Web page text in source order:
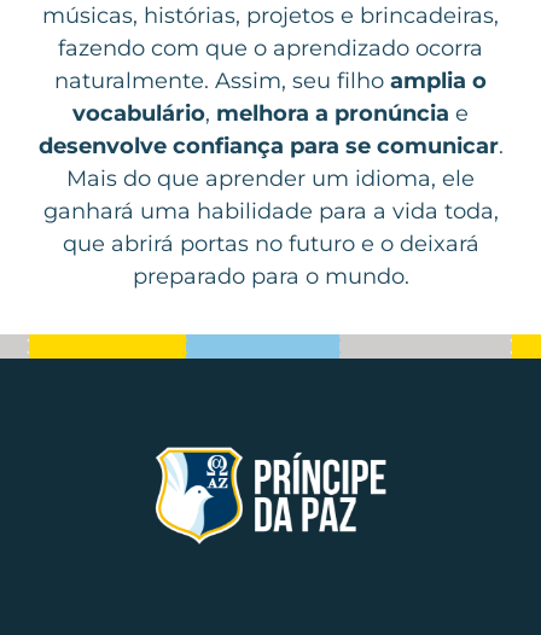
músicas, histórias, projetos e brincadeiras,
fazendo com que o aprendizado ocorra
naturalmente. Assim, seu filho amplia o
vocabulário, melhora a pronúncia e
desenvolve confiança para se comunicar.
Mais do que aprender um idioma, ele
ganhará uma habilidade para a vida toda,
que abrirá portas no futuro e o deixará
preparado para o mundo.